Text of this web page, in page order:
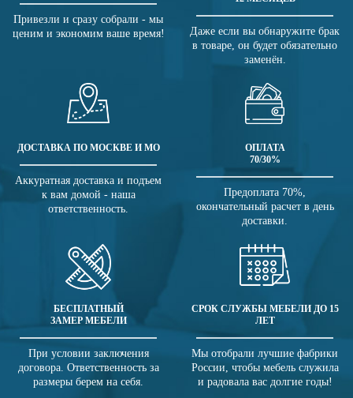
Привезли и сразу собрали - мы
ценим и экономим ваше время!
Даже если вы обнаружите брак
в товаре, он будет обязательно
заменён.
ДОСТАВКА ПО МОСКВЕ И МО
Аккуратная доставка и подъем
к вам домой - наша
ответственность.
ОПЛАТА
70/30%
Предоплата 70%,
окончательный расчет в день
доставки.
БЕСПЛАТНЫЙ
ЗАМЕР МЕБЕЛИ
При условии заключения
договора. Ответственность за
размеры берем на себя.
СРОК СЛУЖБЫ МЕБЕЛИ ДО 15
ЛЕТ
Мы отобрали лучшие фабрики
России, чтобы мебель служила
и радовала вас долгие годы!